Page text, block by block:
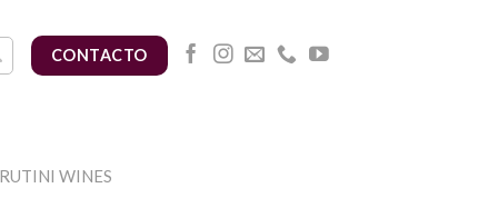
CONTACTO
WINES